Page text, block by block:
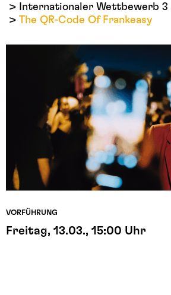
Internationaler Wettbewerb 3
The QR-Code Of Frankeasy
VORFÜHRUNG
Freitag, 13.03., 15:00 Uhr